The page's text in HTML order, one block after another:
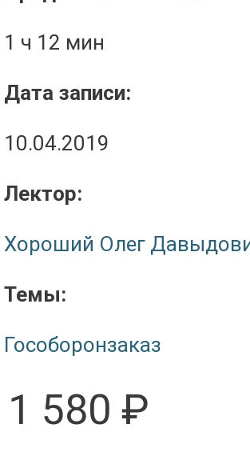
1 ч 12 мин
Дата записи:
10.04.2019
Лектор:
Хороший Олег
Темы:
Гособоронзаказ
1 580 ₽